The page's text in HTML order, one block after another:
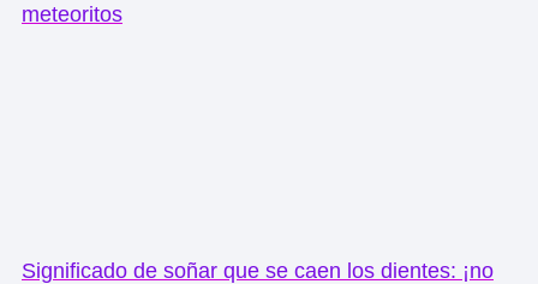
meteoritos
Significado de soñar que se caen los dientes: ¡no